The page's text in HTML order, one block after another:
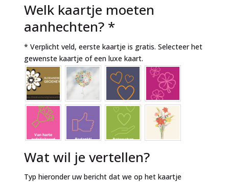
Welk kaartje moeten
aanhechten? *
* Verplicht veld, eerste kaartje is gratis. Selecteer het
gewenste kaartje of een luxe kaart.
Wat wil je vertellen?
Typ hieronder uw bericht dat we op het kaartje